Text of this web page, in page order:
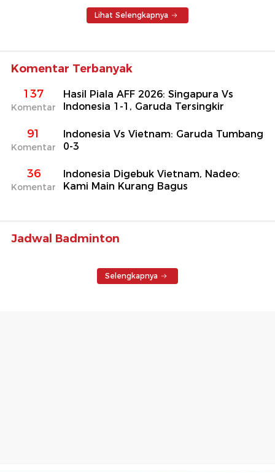
Lihat Selengkapnya
Komentar Terbanyak
137
Komentar
Hasil Piala AFF 2026: Singapura Vs
Indonesia 1-1, Garuda Tersingkir
91
Komentar
Indonesia Vs Vietnam: Garuda Tumbang
0-3
36
Komentar
Indonesia Digebuk Vietnam, Nadeo:
Kami Main Kurang Bagus
Jadwal Badminton
Selengkapnya